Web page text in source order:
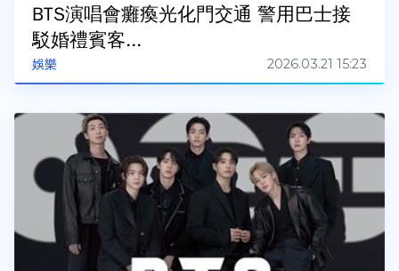
娛樂
BTS演唱會癱瘓光化門交通 警用巴士接
駁婚禮賓客...
2026.03.21 15:23